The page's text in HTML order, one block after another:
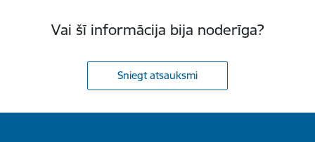
Vai šī informācija bija noderīga?
Sniegt atsauksmi